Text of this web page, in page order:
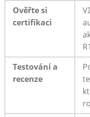
Ověřte si
certifikaci
Testování a
recenze